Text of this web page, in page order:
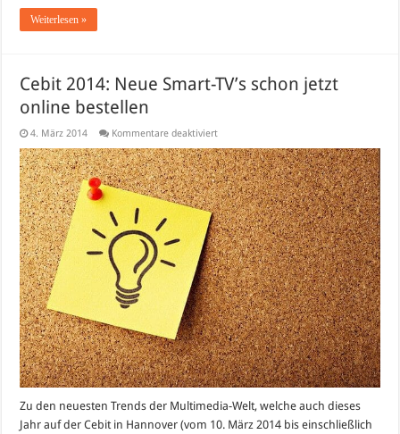
Weiterlesen »
Cebit 2014: Neue Smart-TV’s schon jetzt
online bestellen
4. März 2014 Kommentare deaktiviertfür
2014:
Neue
Smart-
TV’s
schon
jetzt
online
bestellen
Zu den neuesten Trends der Multimedia-Welt, welche auch dieses
Jahr auf der Cebit in Hannover (vom 10. März 2014 bis einschließlich